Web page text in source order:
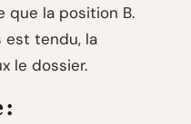
que la position B.
est tendu, la
le dossier.
: